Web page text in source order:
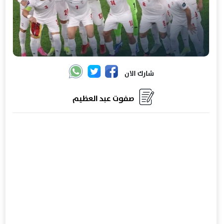
شارك الان
صفوت عبد العظيم